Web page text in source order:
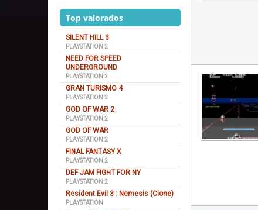
Top valorados
SILENT HILL 3
PLAYSTATION 2
NEED FOR SPEED
UNDERGROUND
PLAYSTATION 2
GRAN TURISMO 4
PLAYSTATION 2
GOD OF WAR 2
PLAYSTATION 2
GOD OF WAR
PLAYSTATION 2
FINAL FANTASY X
PLAYSTATION 2
DEF JAM FIGHT FOR NY
PLAYSTATION 2
Resident Evil 3 : Nemesis (Clone)
PLAYSTATION